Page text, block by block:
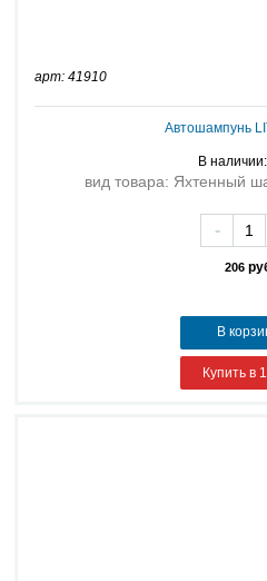
арт: 41910
Автошампунь
В
вид товара: Яхтенный
206
-
В
Купить в